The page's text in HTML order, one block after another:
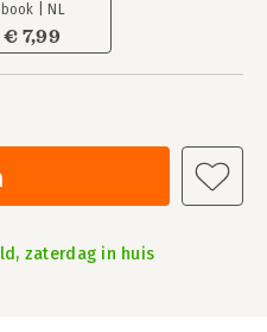
book | NL
€ 7,99
zaterdag in huis